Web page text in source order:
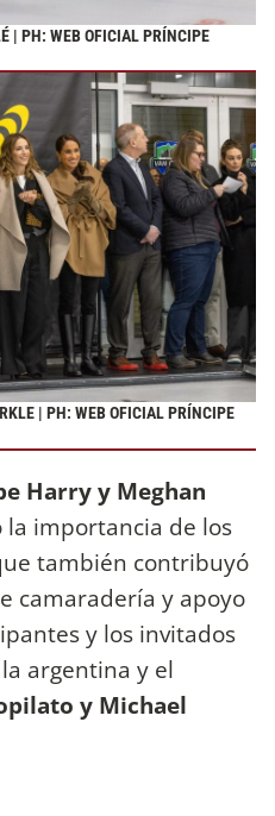
| PH: WEB OFICIAL PRÍNCIPE
| PH: WEB OFICIAL PRÍNCIPE
Harry y Meghan
la importancia de los
también contribuyó
camaradería y apoyo
y los invitados
la argentina y el
y Michael